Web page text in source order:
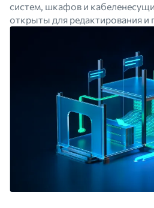
систем, шкафов и
открыты для редактирования и